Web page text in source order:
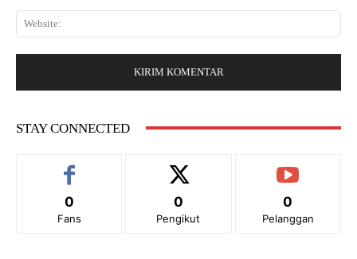
a
*
:
e
b
STAY CONNECTED
0
Fans
0
Pengikut
0
Pelanggan